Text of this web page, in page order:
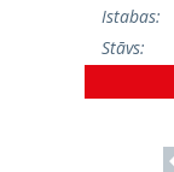
Istabas:
Stāvs: